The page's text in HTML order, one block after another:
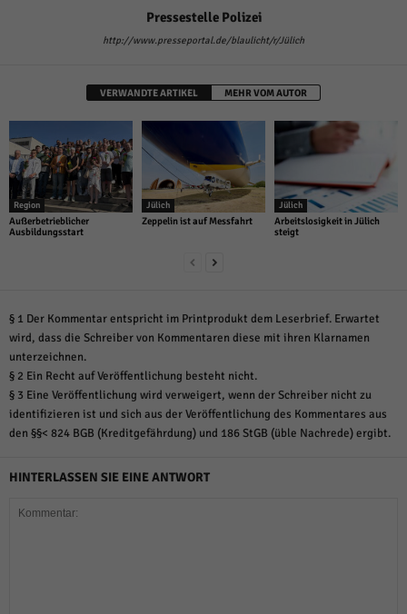
Pressestelle Polizei
http://www.presseportal.de/blaulicht/r/Jülich
VERWANDTE ARTIKEL MEHR VOM AUTOR
Region
Außerbetrieblicher
Ausbildungsstart
Jülich
Zeppelin ist auf Messfahrt
Jülich
Arbeitslosigkeit in Jülich
steigt
§ 1 Der Kommentar entspricht im Printprodukt dem Leserbrief. Erwartet
wird, dass die Schreiber von Kommentaren diese mit ihren Klarnamen
unterzeichnen.
§ 2 Ein Recht auf Veröffentlichung besteht nicht.
§ 3 Eine Veröffentlichung wird verweigert, wenn der Schreiber nicht zu
identifizieren ist und sich aus der Veröffentlichung des Kommentares aus
den §§< 824 BGB (Kreditgefährdung) und 186 StGB (üble Nachrede) ergibt.
HINTERLASSEN SIE EINE ANTWORT